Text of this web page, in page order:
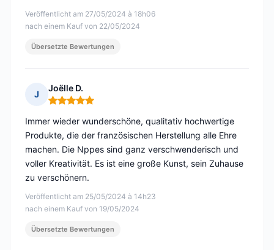
Veröffentlicht am 27/05/2024 à 18h06
nach einem Kauf von 22/05/2024
Übersetzte Bewertungen
J
Joëlle D.
Hinweis: 5 von 5
Veröffentlicht am 25/05/2024 à 14h23
nach einem Kauf von 19/05/2024
Immer wieder wunderschöne, qualitativ hochwertige
Produkte, die der französischen Herstellung alle Ehre
machen. Die Nppes sind ganz verschwenderisch und
voller Kreativität. Es ist eine große Kunst, sein Zuhause
zu verschönern.
Übersetzte Bewertungen